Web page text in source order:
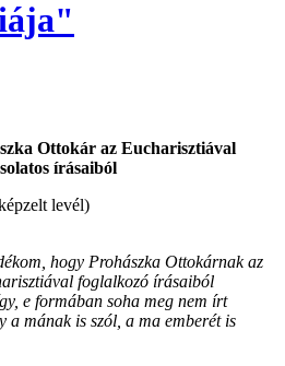
Ottokár az Eucharisztiával
írásaiból
levél)
hogy Prohászka Ottokárnak az
foglalkozó írásaiból
e formában soha meg nem írt
a mának is szól, a ma emberét is